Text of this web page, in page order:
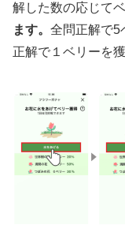
解した数の応じて
ます。 全問正解で5
正解で１ベリーを